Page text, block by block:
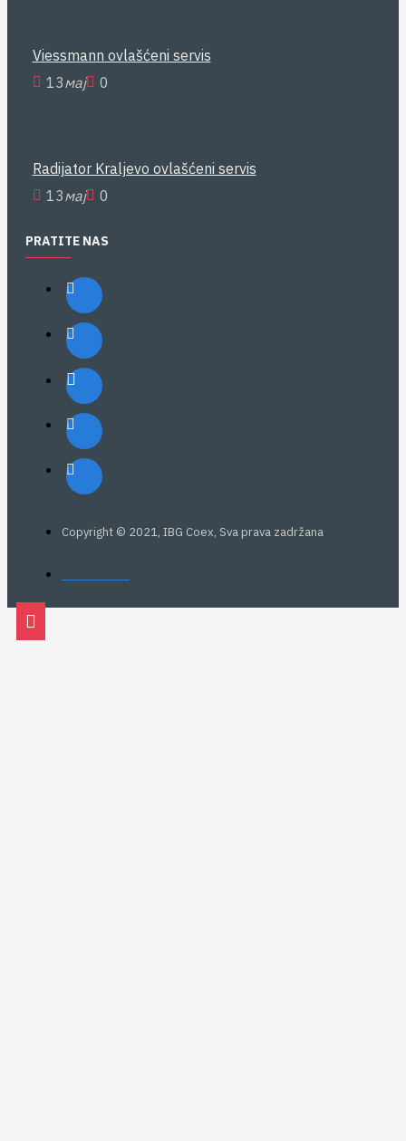
Viessmann ovlašćeni servis
13мај 0
Radijator Kraljevo ovlašćeni servis
13мај 0
PRATITE NAS
Copyright © 2021, IBG Coex, Sva prava zadržana